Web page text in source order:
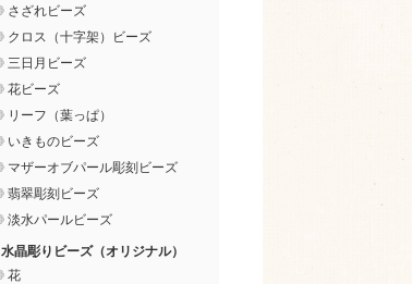
さざれビーズ
クロス（十字架）ビーズ
三日月ビーズ
花ビーズ
リーフ（葉っぱ）
いきものビーズ
マザーオブパール彫刻ビーズ
翡翠彫刻ビーズ
淡水パールビーズ
水晶彫りビーズ（オリジナル）
花